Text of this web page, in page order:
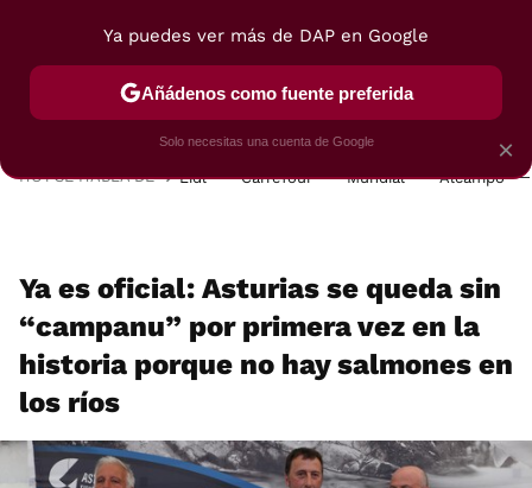
POSTRES VIAJES SELECCIÓN VEGUI
HOY SE HABLA DE Lidl Carrefour Mundial Alcampo
Ya es oficial: Asturias se queda sin
“campanu” por primera vez en la
historia porque no hay salmones en
los ríos
×
Ya puedes ver más de DAP en Google
Añádenos como fuente preferida
Solo necesitas una cuenta de Google